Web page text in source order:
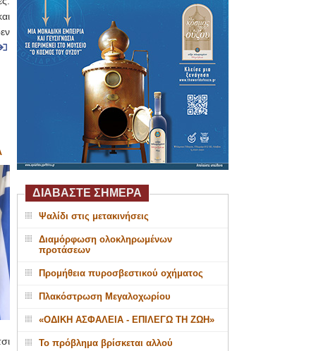
ΔΙΑΒΑΣΤΕ ΣΗΜΕΡΑ
Ψαλίδι στις μετακινήσεις
Διαμόρφωση ολοκληρωμένων
προτάσεων
Προμήθεια πυροσβεστικού οχήματος
Πλακόστρωση Μεγαλοχωρίου
«ΟΔΙΚΗ ΑΣΦΑΛΕΙΑ - ΕΠΙΛΕΓΩ ΤΗ ΖΩΗ»
Το πρόβλημα βρίσκεται αλλού